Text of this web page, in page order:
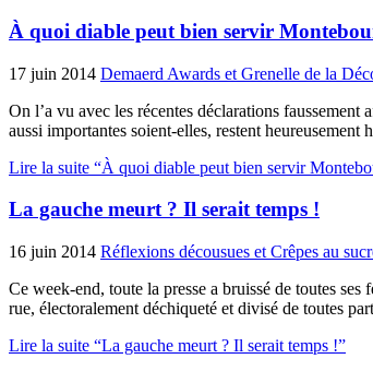
À quoi diable peut bien servir
17 juin 2014 Demaerd Awards et Grenelle de la
On l’a vu avec les récentes déclarations
aussi importantes soient-elles, restent
Lire la suite “À quoi diable peut bien servir
La gauche meurt ? Il serait temps !
16 juin 2014 Réflexions décousues et Crêpes au
Ce week-end, toute la presse a bruissé de toutes
rue, électoralement déchiqueté et divisé de toutes
Lire la suite “La gauche meurt ? Il serait temps !”